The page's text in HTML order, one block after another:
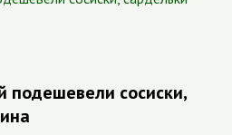
подешевели сосиски,